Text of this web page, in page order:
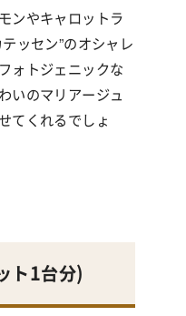
ンやキャロットラ
ッセン”のオシャレ
ォトジェニックな
いのマリアージュ
てくれるでしょ
ト1台分)